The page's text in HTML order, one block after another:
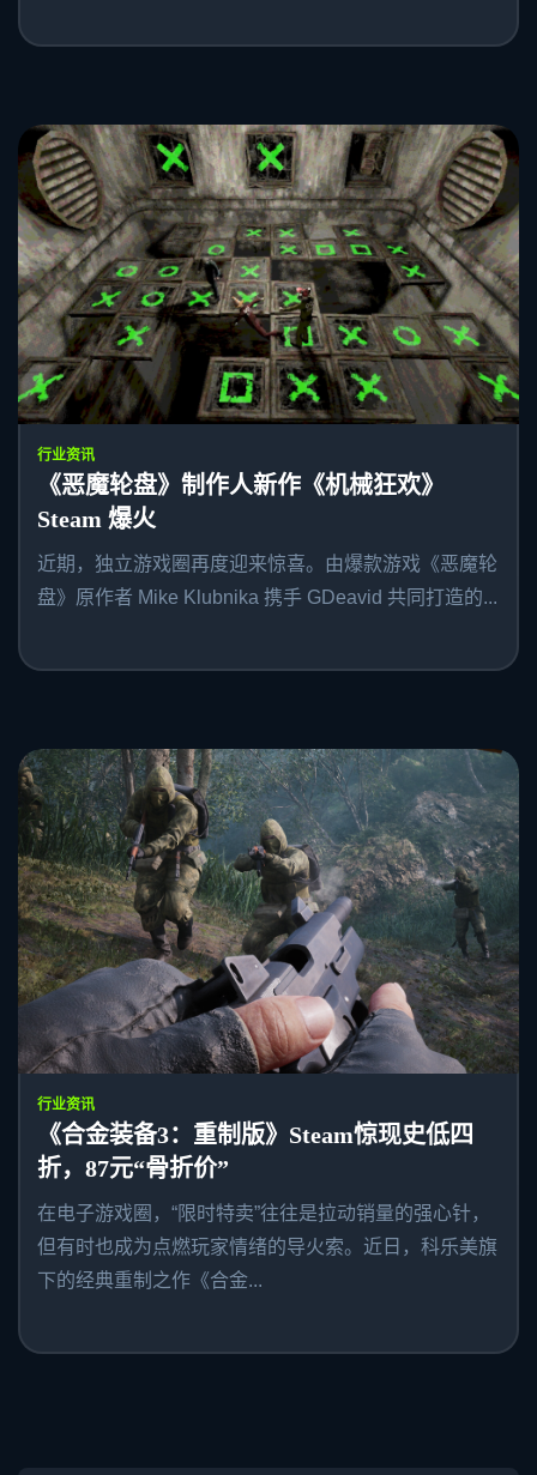
行业资讯
《恶魔轮盘》制作人新作《机械狂欢》
Steam 爆火
近期，独立游戏圈再度迎来惊喜。由爆款游戏《恶魔轮
盘》原作者 Mike Klubnika 携手 GDeavid 共同打造的...
行业资讯
《合金装备3：重制版》Steam惊现史低四
折，87元“骨折价”
在电子游戏圈，“限时特卖”往往是拉动销量的强心针，
但有时也成为点燃玩家情绪的导火索。近日，科乐美旗
下的经典重制之作《合金...